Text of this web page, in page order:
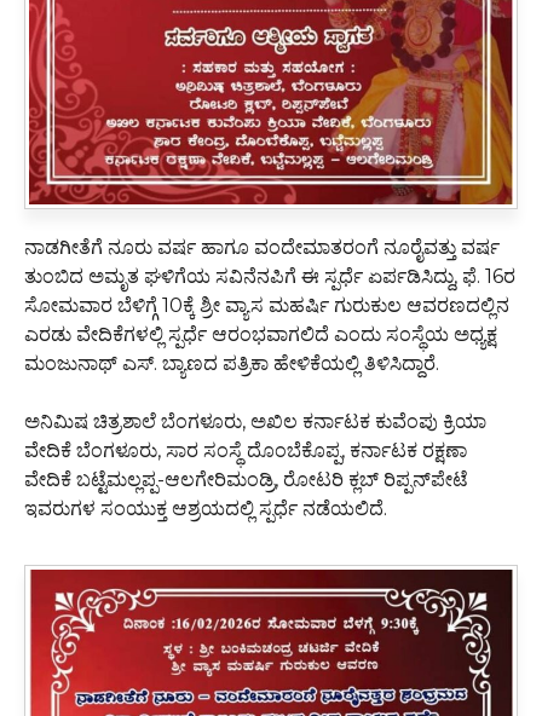
ನಾಡಗೀತೆಗೆ ನೂರು ವರ್ಷ ಹಾಗೂ ವಂದೇಮಾತರಂಗೆ ನೂರೈವತ್ತು ವರ್ಷ
ತುಂಬಿದ ಅಮೃತ ಘಳಿಗೆಯ ಸವಿನೆನಪಿಗೆ ಈ ಸ್ಪರ್ಧೆ ಏರ್ಪಡಿಸಿದ್ದು, ಫೆ. 16ರ
ಸೋಮವಾರ ಬೆಳಿಗ್ಗೆ 10ಕ್ಕೆ ಶ್ರೀ ವ್ಯಾಸ ಮಹರ್ಷಿ ಗುರುಕುಲ ಆವರಣದಲ್ಲಿನ
ಎರಡು ವೇದಿಕೆಗಳಲ್ಲಿ ಸ್ಪರ್ಧೆ ಆರಂಭವಾಗಲಿದೆ ಎಂದು ಸಂಸ್ಥೆಯ ಅಧ್ಯಕ್ಷ
ಮಂಜುನಾಥ್ ಎಸ್. ಬ್ಯಾಣದ ಪತ್ರಿಕಾ ಹೇಳಿಕೆಯಲ್ಲಿ ತಿಳಿಸಿದ್ದಾರೆ.
ಅನಿಮಿಷ ಚಿತ್ರಶಾಲೆ ಬೆಂಗಳೂರು, ಅಖಿಲ ಕರ್ನಾಟಕ ಕುವೆಂಪು ಕ್ರಿಯಾ
ವೇದಿಕೆ ಬೆಂಗಳೂರು, ಸಾರ ಸಂಸ್ಥೆ ದೊಂಬೆಕೊಪ್ಪ, ಕರ್ನಾಟಕ ರಕ್ಷಣಾ
ವೇದಿಕೆ ಬಟ್ಟೆಮಲ್ಲಪ್ಪ-ಆಲಗೇರಿಮಂಡ್ರಿ, ರೋಟರಿ ಕ್ಲಬ್ ರಿಪ್ಪನ್‌ಪೇಟೆ
ಇವರುಗಳ ಸಂಯುಕ್ತ ಆಶ್ರಯದಲ್ಲಿ ಸ್ಪರ್ಧೆ ನಡೆಯಲಿದೆ.